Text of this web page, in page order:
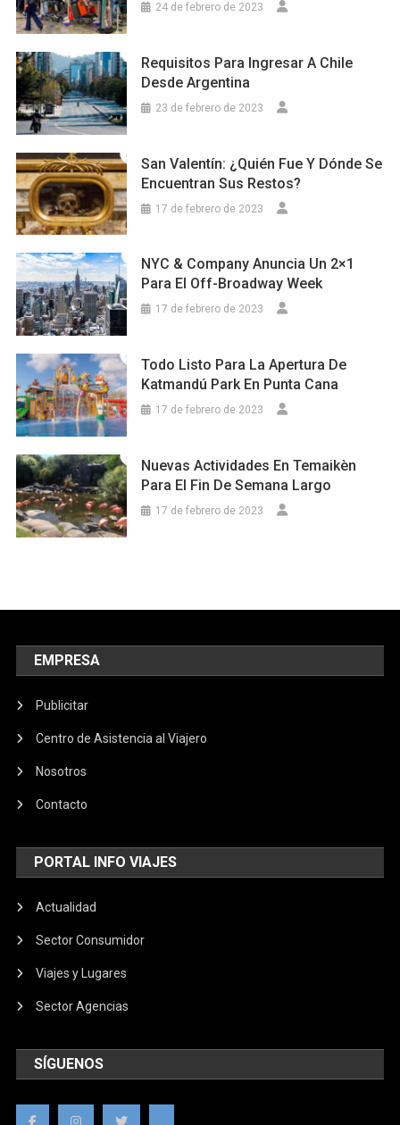
24 de febrero de 2023
Requisitos Para Ingresar A Chile
Desde Argentina
23 de febrero de 2023
San Valentín: ¿Quién Fue Y Dónde Se
Encuentran Sus Restos?
17 de febrero de 2023
NYC & Company Anuncia Un 2×1
Para El Off-Broadway Week
17 de febrero de 2023
Todo Listo Para La Apertura De
Katmandú Park En Punta Cana
17 de febrero de 2023
Nuevas Actividades En Temaikèn
Para El Fin De Semana Largo
17 de febrero de 2023
EMPRESA
Publicitar
Centro de Asistencia al Viajero
Nosotros
Contacto
PORTAL INFO VIAJES
Actualidad
Sector Consumidor
Viajes y Lugares
Sector Agencias
SÍGUENOS